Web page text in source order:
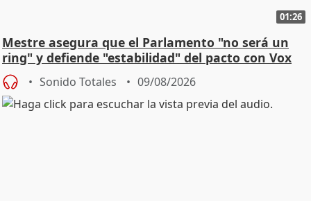
01:26
Mestre asegura que el Parlamento "no será un
ring" y defiende "estabilidad" del pacto con Vox
Sonido Totales 09/08/2026